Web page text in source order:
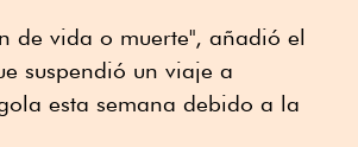
de vida o muerte", añadió el
suspendió un viaje a
esta semana debido a la